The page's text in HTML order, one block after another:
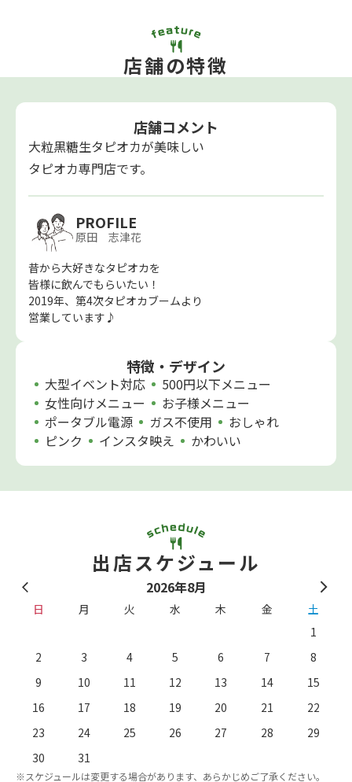
店舗の特徴
店舗コメント
大粒黒糖生タピオカが美味しい
タピオカ専門店です。
PROFILE
原田 志津花
昔から大好きなタピオカを
皆様に飲んでもらいたい！
2019年、第4次タピオカブームより
営業しています♪
特徴・デザイン
大型イベント対応
500円以下メニュー
女性向けメニュー
お子様メニュー
ポータブル電源
ガス不使用
おしゃれ
ピンク
インスタ映え かわいい
出店スケジュール
2026年8月
日 月 火 水 木 金
土
1
2
3 4 5 6 7
8
9
10 11 12 13 14
15
16
17 18 19 20 21
22
23
24 25 26 27 28
29
30
31
※スケジュールは変更する場合があります、あらかじめご了承ください。